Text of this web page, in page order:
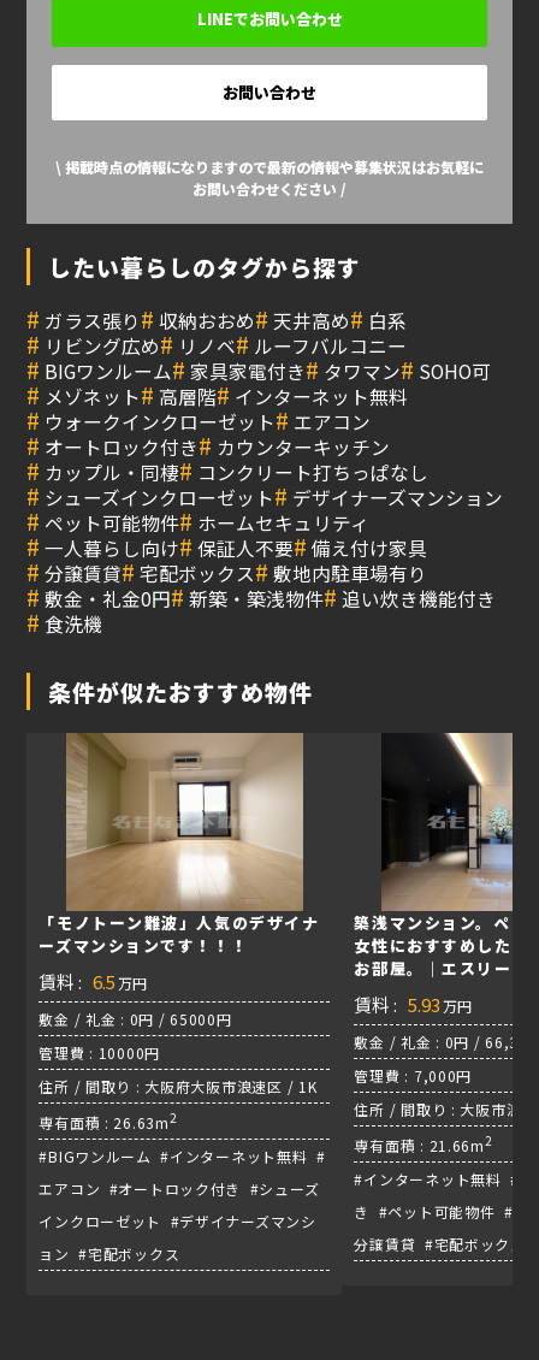
LINEでお問い合わせ
お問い合わせ
\ 掲載時点の情報になりますので最新の情報や募集状況はお気軽に
お問い合わせください /
したい暮らしのタグから探す
# ガラス張り# 収納おおめ# 天井高め# 白系
# リビング広め# リノベ# ルーフバルコニー
# BIGワンルーム# 家具家電付き# タワマン# SOHO可
# メゾネット# 高層階# インターネット無料
# ウォークインクローゼット# エアコン
# オートロック付き# カウンターキッチン
# カップル・同棲# コンクリート打ちっぱなし
# シューズインクローゼット# デザイナーズマンション
# ペット可能物件# ホームセキュリティ
# 一人暮らし向け# 保証人不要# 備え付け家具
# 分譲賃貸# 宅配ボックス# 敷地内駐車場有り
# 敷金・礼金0円# 新築・築浅物件# 追い炊き機能付き
# 食洗機
条件が似たおすすめ物件
「モノトーン難波」人気のデザイナ
ーズマンションです！！！
賃料 : 6.5 万円
敷金 / 礼金 : 0円 / 65000円
管理費 : 10000円
住所 / 間取り : 大阪府大阪市浪速区 / 1K
専有面積 : 26.63m2
#BIGワンルーム #インターネット無料 #
エアコン #オートロック付き #シューズ
インクローゼット #デザイナーズマンシ
ョン #宅配ボックス
築浅マンション。ペッ
女性におすすめしたい
お部屋。｜エスリード
ン
賃料 : 5.93 万円
敷金 / 礼金 : 0円 /
管理費 : 7,000円
住所 / 間取り : 大阪市浪
日前線『桜川駅』
専有面積 : 21.66m2
#インターネット無料 #オ
き #ペット可能物件 #一
分譲賃貸 #宅配ボックス